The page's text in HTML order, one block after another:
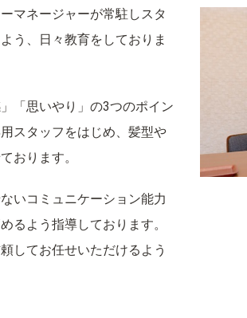
マネージャーが常駐しスタ
う、日々教育をしておりま
「思いやり」の3つのポイン
スタッフをはじめ、髪型や
おります。
いコミュニケーション能力
るよう指導しております。
してお任せいただけるよう